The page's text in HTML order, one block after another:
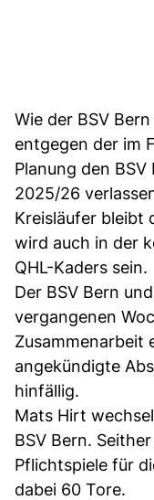
Wie der BSV
entgegen der im
Planung den
2025/26
Kreisläufer bleibt
wird auch in der
QHL-Kaders sein.
Der BSV Bern
vergangenen
Zusammenarbeit
angekündigte
hinfällig.
Mats Hirt
BSV Bern.
Pflichtspiele für
dabei 60 Tore.